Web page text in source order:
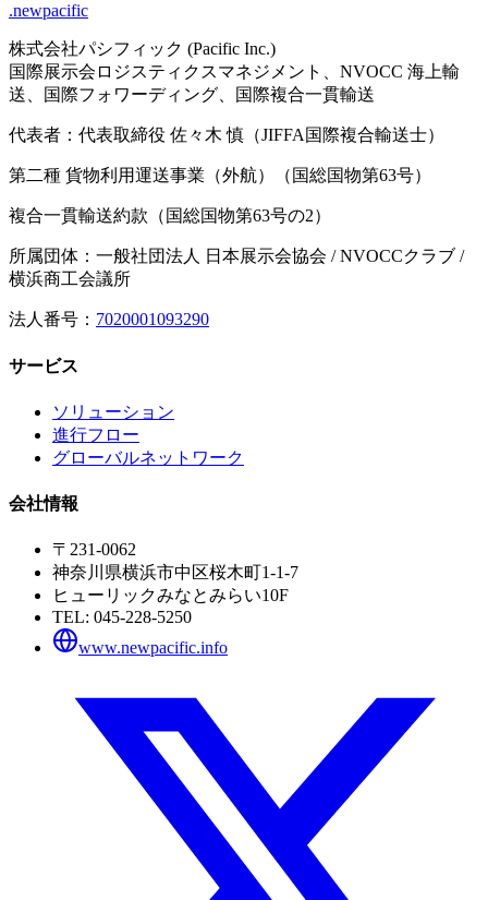
.newpacific
株式会社パシフィック (Pacific Inc.)
国際展示会ロジスティクスマネジメント、NVOCC 海上輸
送、国際フォワーディング、国際複合一貫輸送
代表者：代表取締役 佐々木 慎（JIFFA国際複合輸送士）
第二種 貨物利用運送事業（外航）（国総国物第63号）
複合一貫輸送約款（国総国物第63号の2）
所属団体：一般社団法人 日本展示会協会 / NVOCCクラブ /
横浜商工会議所
法人番号： 7020001093290
サービス
ソリューション
進行フロー
グローバルネットワーク
会社情報
〒231-0062
神奈川県横浜市中区桜木町1-1-7
ヒューリックみなとみらい10F
TEL: 045-228-5250
www.newpacific.info